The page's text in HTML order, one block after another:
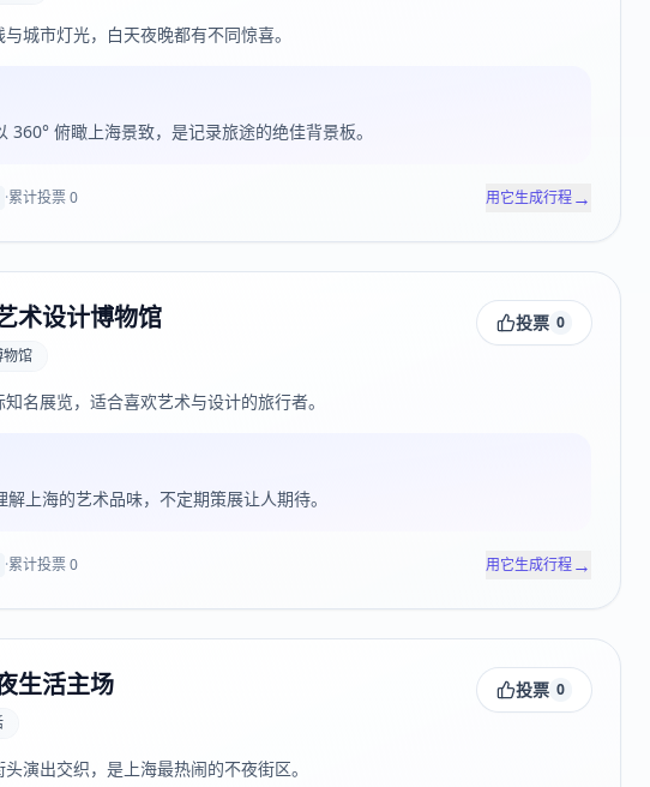
城市灯光，白天夜晚都有不同惊喜。
360° 俯瞰上海景致，是记录旅途的绝佳背景板。
·累计投票0 用它生成行程→
术设计博物馆
物馆
投票 0
名展览，适合喜欢艺术与设计的旅行者。
上海的艺术品味，不定期策展让人期待。
·累计投票0 用它生成行程→
生活主场 投票 0
演出交织，是上海最热闹的不夜街区。